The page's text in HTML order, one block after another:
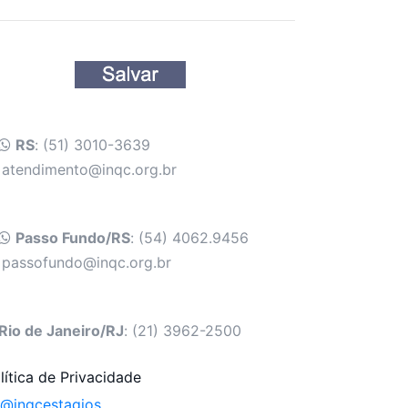
RS: (51) 3010-3639
atendimento@inqc.org.br
Passo Fundo/RS: (54) 4062.9456
passofundo@inqc.org.br
Rio de Janeiro/RJ: (21) 3962-2500
de Privacidade
@inqcestagios